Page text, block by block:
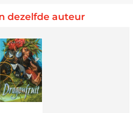
dezelfde auteur